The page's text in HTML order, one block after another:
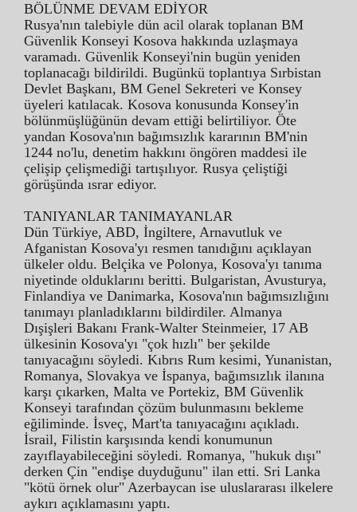
BÖLÜNME DEVAM EDİYOR
Rusya'nın talebiyle dün acil olarak toplanan BM
Güvenlik Konseyi Kosova hakkında uzlaşmaya
varamadı. Güvenlik Konseyi'nin bugün yeniden
toplanacağı bildirildi. Bugünkü toplantıya Sırbistan
Devlet Başkanı, BM Genel Sekreteri ve Konsey
üyeleri katılacak. Kosova konusunda Konsey'in
bölünmüşlüğünün devam ettiği belirtiliyor. Öte
yandan Kosova'nın bağımsızlık kararının BM'nin
1244 no'lu, denetim hakkını öngören maddesi ile
çelişip çelişmediği tartışılıyor. Rusya çeliştiği
görüşünda ısrar ediyor.
TANIYANLAR TANIMAYANLAR
Dün Türkiye, ABD, İngiltere, Arnavutluk ve
Afganistan Kosova'yı resmen tanıdığını açıklayan
ülkeler oldu. Belçika ve Polonya, Kosova'yı tanıma
niyetinde olduklarını beritti. Bulgaristan, Avusturya,
Finlandiya ve Danimarka, Kosova'nın bağımsızlığını
tanımayı planladıklarını bildirdiler. Almanya
Dışişleri Bakanı Frank-Walter Steinmeier, 17 AB
ülkesinin Kosova'yı "çok hızlı" ber şekilde
tanıyacağını söyledi. Kıbrıs Rum kesimi, Yunanistan,
Romanya, Slovakya ve İspanya, bağımsızlık ilanına
karşı çıkarken, Malta ve Portekiz, BM Güvenlik
Konseyi tarafından çözüm bulunmasını bekleme
eğiliminde. İsveç, Mart'ta tanıyacağını açıkladı.
İsrail, Filistin karşısında kendi konumunun
zayıflayabileceğini söyledi. Romanya, "hukuk dışı"
derken Çin "endişe duyduğunu" ilan etti. Sri Lanka
"kötü örnek olur" Azerbaycan ise uluslararası ilkelere
aykırı açıklamasını yaptı.